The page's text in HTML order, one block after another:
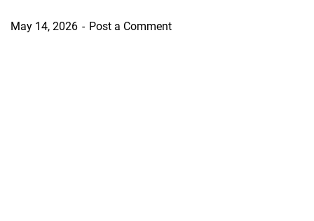
May 14, 2026 Post a Comment